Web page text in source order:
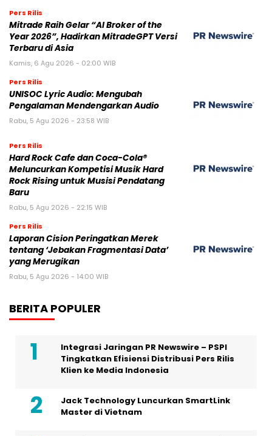
Pers Rilis
Mitrade Raih Gelar “AI Broker of the
Year 2026”, Hadirkan MitradeGPT Versi
Terbaru di Asia
Kamis, 6 Agu 2026 - 02:00 WIB
Pers Rilis
UNISOC Lyric Audio: Mengubah
Pengalaman Mendengarkan Audio
Rabu, 5 Agu 2026 - 23:58 WIB
Pers Rilis
Hard Rock Cafe dan Coca-Cola®
Meluncurkan Kompetisi Musik Hard
Rock Rising untuk Musisi Pendatang
Baru
Rabu, 5 Agu 2026 - 22:15 WIB
Pers Rilis
Laporan Cision Peringatkan Merek
tentang ‘Jebakan Fragmentasi Data’
yang Merugikan
Rabu, 5 Agu 2026 - 14:00 WIB
BERITA POPULER
Integrasi Jaringan PR Newswire – PSPI
Tingkatkan Efisiensi Distribusi Pers Rilis
Klien ke Media Indonesia
Jack Technology Luncurkan SmartLink
Master di Vietnam